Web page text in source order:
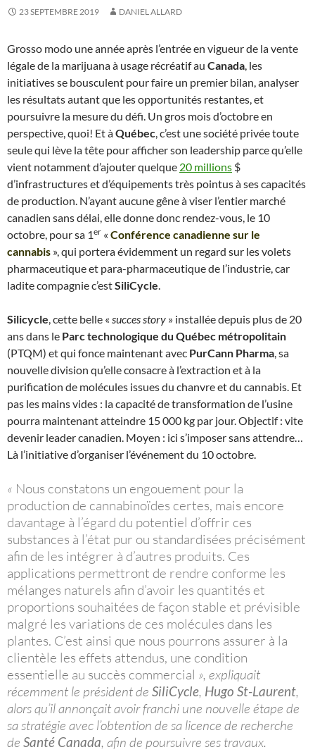
23 SEPTEMBRE 2019 DANIEL ALLARD
Grosso modo une année après l’entrée en vigueur de la vente
légale de la marijuana à usage récréatif au Canada, les
initiatives se bousculent pour faire un premier bilan, analyser
les résultats autant que les opportunités restantes, et
poursuivre la mesure du défi. Un gros mois d’octobre en
perspective, quoi! Et àQuébec, c’est une société privée toute
seule qui lève la tête pour afficher son leadership parce qu’elle
vient notamment d’ajouter quelque 20 millions $
d’infrastructures et d’équipements très pointus à ses capacités
de production. N’ayant aucune gêne à viser l’entier marché
canadien sans délai, elle donne donc rendez-vous, le 10
octobre, pour sa 1er « Conférence canadienne sur le
cannabis », qui portera évidemment un regard sur les volets
pharmaceutique et para-pharmaceutique de l’industrie, car
ladite compagnie c’estSiliCycle.
Silicycle, cette belle « succes story » installée depuis plus de 20
ans dans le Parc technologique du Québec métropolitain
(PTQM) et qui fonce maintenant avec PurCann Pharma, sa
nouvelle division qu’elle consacre à l’extraction et à la
purification de molécules issues du chanvre et du cannabis. Et
pas les mains vides : la capacité de transformation de l’usine
pourra maintenant atteindre 15 000 kg par jour. Objectif : vite
devenir leader canadien. Moyen : ici s’imposer sans attendre…
Là l’initiative d’organiser l’événement du 10 octobre.
« Nous constatons un engouement pour la
production de cannabinoïdes certes, mais encore
davantage à l’égard du potentiel d’offrir ces
substances à l’état pur ou standardisées précisément
afin de les intégrer à d’autres produits. Ces
applications permettront de rendre conforme les
mélanges naturels afin d’avoir les quantités et
proportions souhaitées de façon stable et prévisible
malgré les variations de ces molécules dans les
plantes. C’est ainsi que nous pourrons assurer à la
clientèle les effets attendus, une condition
essentielle au succès commercial », expliquait
récemment le président de SiliCycle, Hugo St-Laurent,
alors qu’il annonçait avoir franchi une nouvelle étape de
sa stratégie avec l’obtention de sa licence de recherche
de Santé Canada, afin de poursuivre ses travaux.